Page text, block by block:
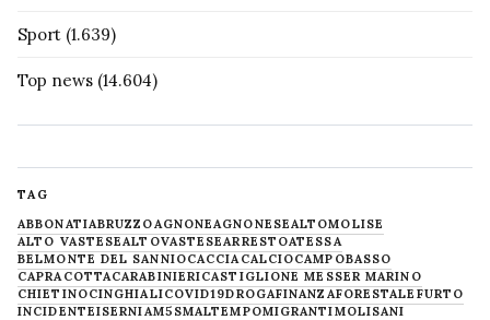
Sport (1.639)
Top news (14.604)
TAG
ABBONATIABRUZZOAGNONEAGNONESEALTOMOLISE
ALTO VASTESEALTOVASTESEARRESTOATESSA
BELMONTE DEL SANNIOCACCIACALCIOCAMPOBASSO
CAPRACOTTACARABINIERICASTIGLIONE MESSER MARINO
CHIETINOCINGHIALICOVID19DROGAFINANZAFORESTALE FURTO
INCIDENTEISERNIAM5SMALTEMPOMIGRANTIMOLISANI